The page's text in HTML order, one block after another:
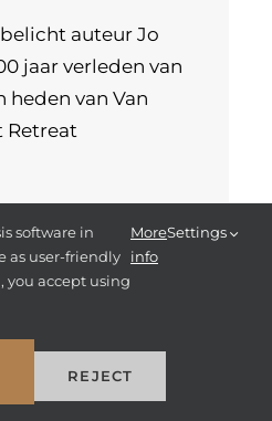
auteur Jo
jaar verleden van
heden van Van
Retreat
software in
as user-friendly
you accept using
More
info
Settings
REJECT